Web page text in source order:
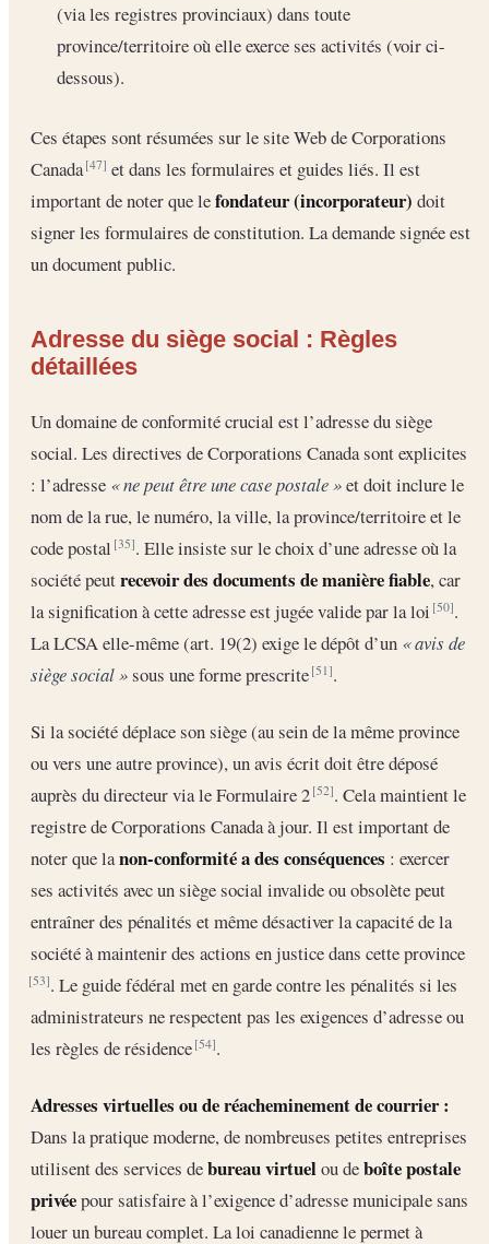
(via les registres provinciaux) dans toute
province/territoire où elle exerce ses activités (voir ci-
dessous).
Ces étapes sont résumées sur le site Web de Corporations
Canada[47] et dans les formulaires et guides liés. Il est
important de noter que lefondateur (incorporateur) doit
signer les formulaires de constitution. La demande signée est
un document public.
Adresse du siège social : Règles
détaillées
Un domaine de conformité crucial est l’adresse du siège
social. Les directives de Corporations Canada sont explicites
: l’adresse « ne peut être une case postale »et doit inclure le
nom de la rue, le numéro, la ville, la province/territoire et le
code postal[35]. Elle insiste sur le choix d’une adresse où la
société peutrecevoir des documents de manière fiable, car
la signification à cette adresse est jugée valide par la loi[50].
La LCSA elle-même (art. 19(2) exige le dépôt d’un « avis de
siège social »sous une forme prescrite[51].
Si la société déplace son siège (au sein de la même province
ou vers une autre province), un avis écrit doit être déposé
auprès du directeur via le Formulaire 2[52]. Cela maintient le
registre de Corporations Canada à jour. Il est important de
noter que lanon-conformité a des conséquences : exercer
ses activités avec un siège social invalide ou obsolète peut
entraîner des pénalités et même désactiver la capacité de la
société à maintenir des actions en justice dans cette province
[53]. Le guide fédéral met en garde contre les pénalités si les
administrateurs ne respectent pas les exigences d’adresse ou
les règles de résidence[54].
Adresses virtuelles ou de réacheminement de courrier :
Dans la pratique moderne, de nombreuses petites entreprises
utilisent des services debureau virtuelou deboîte postale
privéepour satisfaire à l’exigence d’adresse municipale sans
louer un bureau complet. La loi canadienne le permet à